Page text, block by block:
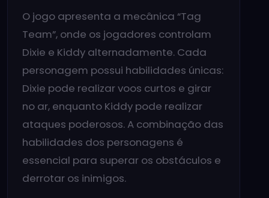
O jogo apresenta a mecânica “Tag
Team”, onde os jogadores controlam
Dixie e Kiddy alternadamente. Cada
personagem possui habilidades únicas:
Dixie pode realizar voos curtos e girar
no ar, enquanto Kiddy pode realizar
ataques poderosos. A combinação das
habilidades dos personagens é
essencial para superar os obstáculos e
derrotar os inimigos.